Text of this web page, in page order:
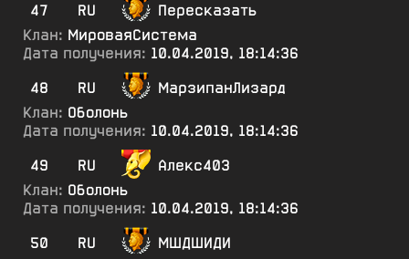
47
RU
Пересказать
Клан: МироваяСистема
Дата получения: 10.04.2019, 18:14:36
48
RU
МарзипанЛизард
Клан: Оболонь
Дата получения: 10.04.2019, 18:14:36
49
RU
Алекс403
Клан: Оболонь
Дата получения: 10.04.2019, 18:14:36
50
RU
МШДШИДИ